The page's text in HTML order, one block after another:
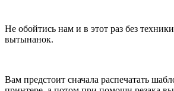
Не обойтись нам и в этот раз без
вытынанок.
Вам предстоит сначала распечатать